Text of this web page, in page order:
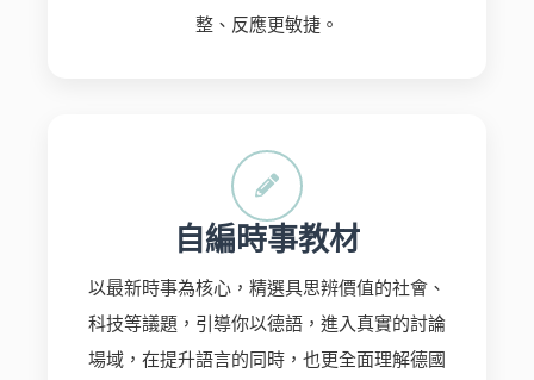
整、反應更敏捷。
自編時事教材
以最新時事為核心，精選具思辨價值的社會、
科技等議題，引導你以德語，進入真實的討論
場域，在提升語言的同時，也更全面理解德國